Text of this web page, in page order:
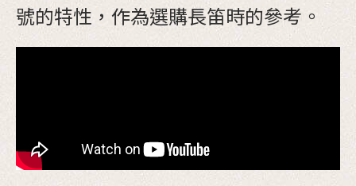
號的特性，作為選購長笛時的參考。